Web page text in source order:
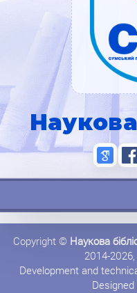
Copyright © Наукова
2014-
Development and
Designed